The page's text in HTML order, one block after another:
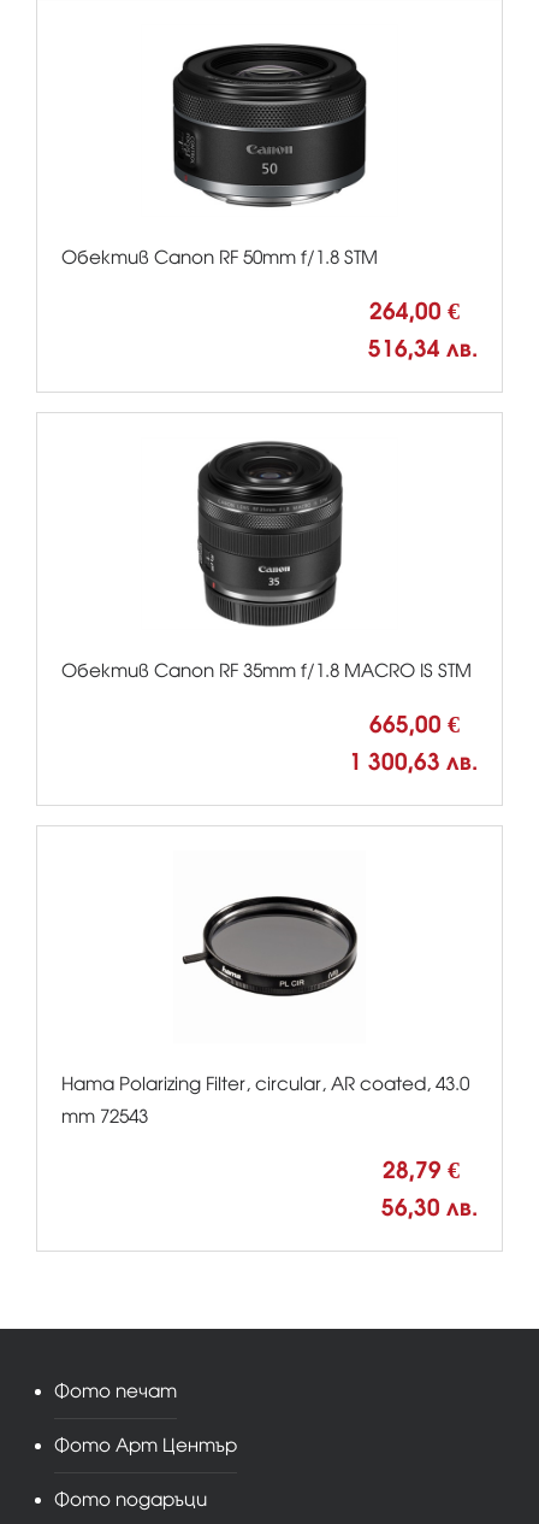
Обектив Canon RF 50mm f/1.8 STM
264,00 €
516,34 лв.
Обектив Canon RF 35mm f/1.8 MACRO IS STM
665,00 €
1 300,63 лв.
Hama Polarizing Filter, circular, AR coated, 43.0
mm 72543
28,79 €
56,30 лв.
Фото печат
Фото Арт Център
Фото подаръци